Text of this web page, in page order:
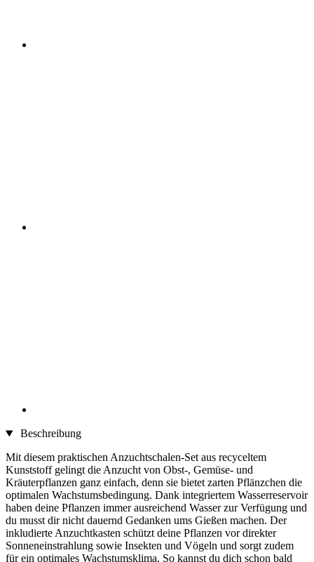
Beschreibung
Mit diesem praktischen Anzuchtschalen-Set aus recyceltem
Kunststoff gelingt die Anzucht von Obst-, Gemüse- und
Kräuterpflanzen ganz einfach, denn sie bietet zarten Pflänzchen die
optimalen Wachstumsbedingung. Dank integriertem Wasserreservoir
haben deine Pflanzen immer ausreichend Wasser zur Verfügung und
du musst dir nicht dauernd Gedanken ums Gießen machen. Der
inkludierte Anzuchtkasten schützt deine Pflanzen vor direkter
Sonneneinstrahlung sowie Insekten und Vögeln und sorgt zudem
für ein optimales Wachstumsklima. So kannst du dich schon bald